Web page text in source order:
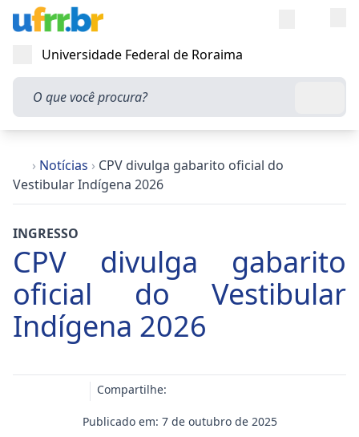
Abrir menu
Universidade Federal de Roraima
O que você procura?
› Notícias › CPV divulga gabarito oficial do
Vestibular Indígena 2026
INGRESSO
CPV divulga gabarito
oficial do Vestibular
Indígena 2026
Publicado em: 7 de outubro de 2025
Compartilhe: